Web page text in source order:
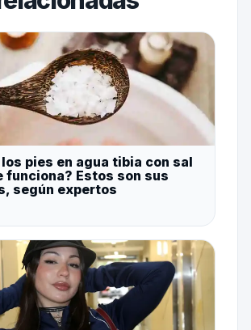
pies en agua tibia con sal
funciona? Estos son sus
según expertos